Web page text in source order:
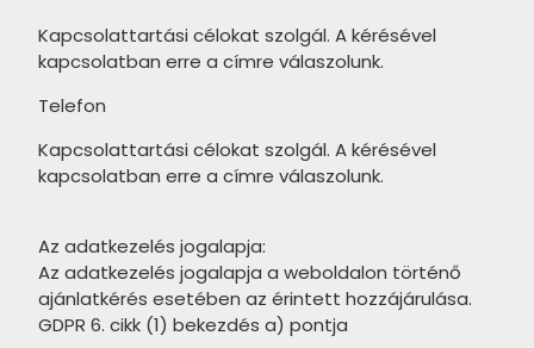
PARADYZ Harmony termékcsalád
PARADYZ Feelings termékcsalád
PARADYZ Memories termékcsalád
termékcsalád
PARADYZ Synergy termékcsalád
PARADYZ Emilly Beige
termékcsalád
TUBADZIN Marmo D’oro
TUBADZIN Mountain Ash
termékcsalád
TUBADZIN Patina Plate
Kapcsolattartási célokat szolgál. A kérésével
kapcsolatban erre a címre válaszolunk.
Telefon
Kapcsolattartási célokat szolgál. A kérésével
kapcsolatban erre a címre válaszolunk.
Az adatkezelés jogalapja:
Az adatkezelés jogalapja a weboldalon történő
ajánlatkérés esetében az érintett hozzájárulása.
GDPR 6. cikk (1) bekezdés a) pontja